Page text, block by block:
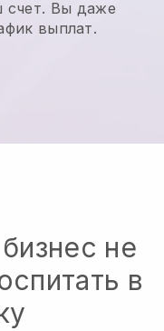
счет. Вы даже
выплат.
не
в